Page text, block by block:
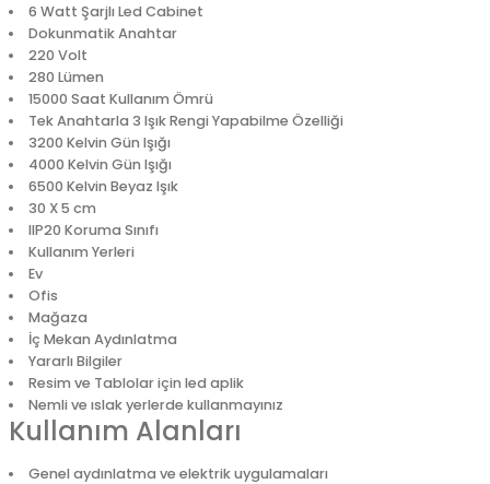
6 Watt Şarjlı Led Cabinet
Dokunmatik Anahtar
220 Volt
280 Lümen
15000 Saat Kullanım Ömrü
Tek Anahtarla 3 Işık Rengi Yapabilme Özelliği
3200 Kelvin Gün Işığı
4000 Kelvin Gün Işığı
6500 Kelvin Beyaz Işık
30 X 5 cm
IIP20 Koruma Sınıfı
Kullanım Yerleri
Ev
Ofis
Mağaza
İç Mekan Aydınlatma
Yararlı Bilgiler
Resim ve Tablolar için led aplik
Nemli ve ıslak yerlerde kullanmayınız
Kullanım Alanları
Genel aydınlatma ve elektrik uygulamaları